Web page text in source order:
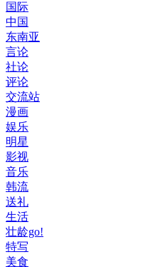
国际
中国
东南亚
言论
社论
评论
交流站
漫画
娱乐
明星
影视
音乐
韩流
送礼
生活
壮龄go!
特写
美食